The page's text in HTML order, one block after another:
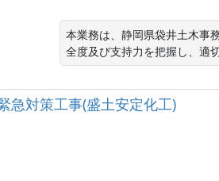
本業務は、静岡県袋井土木事
全度及び支持力を把握し、適
急対策工事(盛土安定化工)